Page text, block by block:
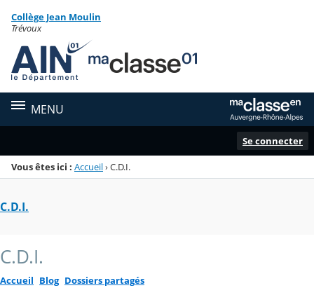
Menu de la rubrique
Contenu
Collège Jean Moulin
Trévoux
MENU
Se connecter
Vous êtes ici : Accueil›C.D.I.
C.D.I.
C.D.I.
Accueil Blog Dossiers partagés